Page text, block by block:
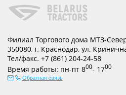
Филиал Торгового дома МТЗ-
350080, г. Краснодар, ул.
Тел/факс. +7 (861) 204-24-58
Время работы: пн-пт 800- 1700
Обратная связь